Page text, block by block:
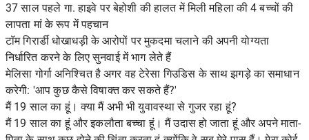
37 साल पहले गा. हाइवे पर बेहोशी की हालत में मिली महिला की 4 बच्चों की
लापता मां के रूप में पहचान
टॉम गिरार्डी धोखाधड़ी के आरोपों पर मुकदमा चलाने की अपनी योग्यता
निर्धारित करने के लिए सुनवाई में भाग लेते हैं
मेलिसा गोर्गा अनिश्चित है अगर वह टेरेसा गिउडिस के साथ झगड़े का समाधान
करेगी: 'आप कुछ कैसे विषाक्त कर सकते हैं?'
मैं 19 साल का हूं। क्या मैं अभी भी युवावस्था से गुजर रहा हूं?
मैं 19 साल का हूं और इकलौता बच्चा हूं। मैं उदास हो जाता हूं और अपने माता-